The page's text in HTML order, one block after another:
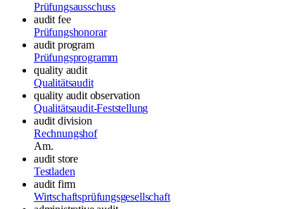
Prüfungsausschuss
audit fee
Prüfungshonorar
audit program
Prüfungsprogramm
quality audit
Qualitätsaudit
quality audit observation
Qualitätsaudit-Feststellung
audit division
Rechnungshof
Am.
audit store
Testladen
audit firm
Wirtschaftsprüfungsgesellschaft